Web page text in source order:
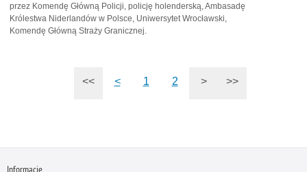
przez Komendę Główną Policji, policję holenderską, Ambasadę
Królestwa Niderlandów w Polsce, Uniwersytet Wrocławski,
Komendę Główną Straży Granicznej.
<< < 1 2 > >>
Informacje